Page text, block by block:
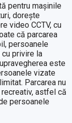
pentru mașinile
dorește
video CCTV, cu
că parcarea
persoanele
privire la
este
vizate
Parcarea nu
astfel că
persoanele